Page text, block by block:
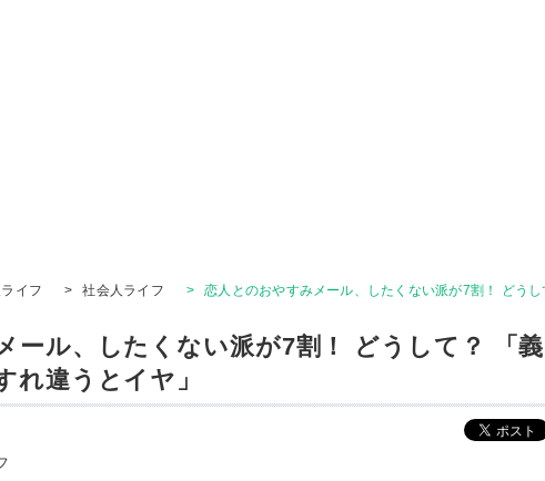
イフ > 社会人ライフ > 恋人とのおやすみメール、したくない派が7割！ どう
ール、したくない派が7割！ どうして？ 「義
れ違うとイヤ」